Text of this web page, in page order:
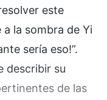
este
la sombra de Yi
sería eso!”.
describir su
de las